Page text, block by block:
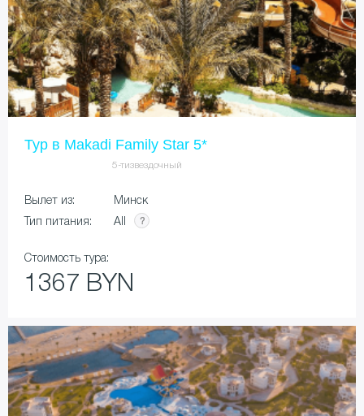
Тур в Makadi Family Star 5*
5-тизвездочный
Вылет из:
Минск
Тип питания:
All
Стоимость тура:
1367 BYN